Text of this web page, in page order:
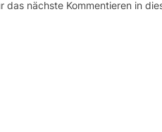
das nächste Kommentieren in